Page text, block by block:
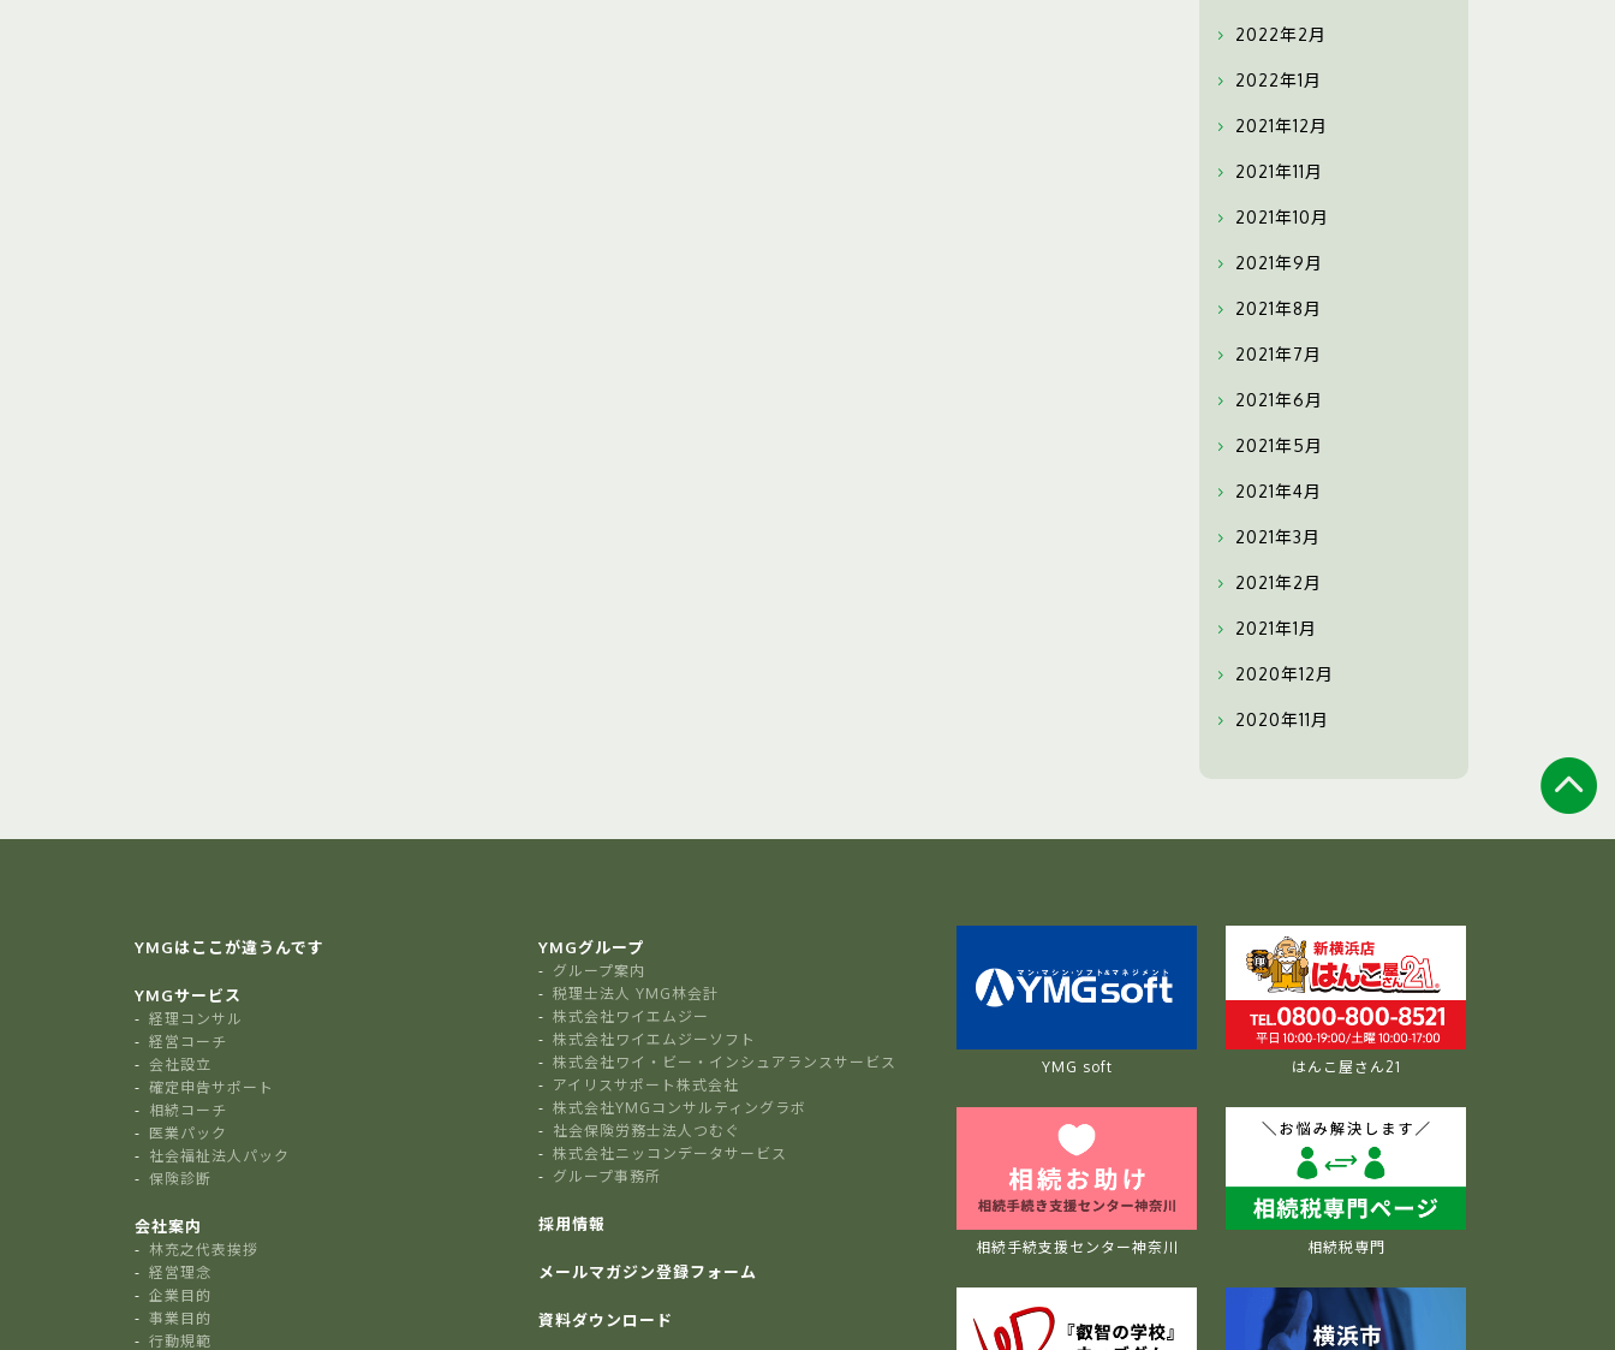
2022年2月
2022年1月
2021年12月
2021年11月
2021年10月
2021年9月
2021年8月
2021年7月
2021年6月
2021年5月
2021年4月
2021年3月
2021年2月
2021年1月
2020年12月
2020年11月
YMGはここが違うんです
YMGサービス
経理コンサル
経営コーチ
会社設立
確定申告サポート
相続コーチ
医業パック
社会福祉法人パック
保険診断
会社案内
林充之代表挨拶
経営理念
企業目的
事業目的
行動規範
YMGグループ
グループ案内
税理士法人 YMG林会計
株式会社ワイエムジー
株式会社ワイエムジーソフト
株式会社ワイ・ビー・インシュアランスサービス
アイリスサポート株式会社
株式会社YMGコンサルティングラボ
社会保険労務士法人つむぐ
株式会社ニッコンデータサービス
グループ事務所
採用情報
メールマガジン登録フォーム
資料ダウンロード
YMG soft はんこ屋さん21
相続手続支援センター神奈川 相続税専門